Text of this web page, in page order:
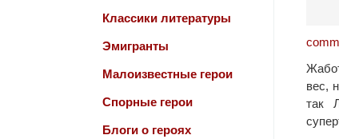
вес,
так
Классики литературы
Эмигранты
Малоизвестные герои
Спорные герои
Блоги о героях